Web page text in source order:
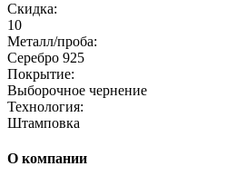
Скидка:
10
Металл/проба:
Серебро 925
Покрытие:
Выборочное чернение
Технология:
Штамповка
О компании